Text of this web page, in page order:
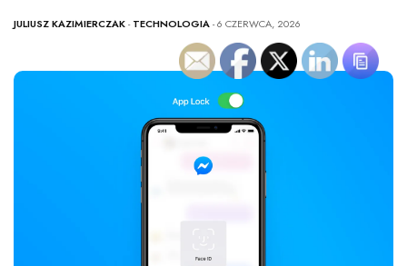
JULIUSZ KAZIMIERCZAK-TECHNOLOGIA- 6 CZERWCA, 2026